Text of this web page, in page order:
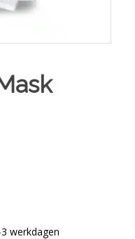
werkdagen